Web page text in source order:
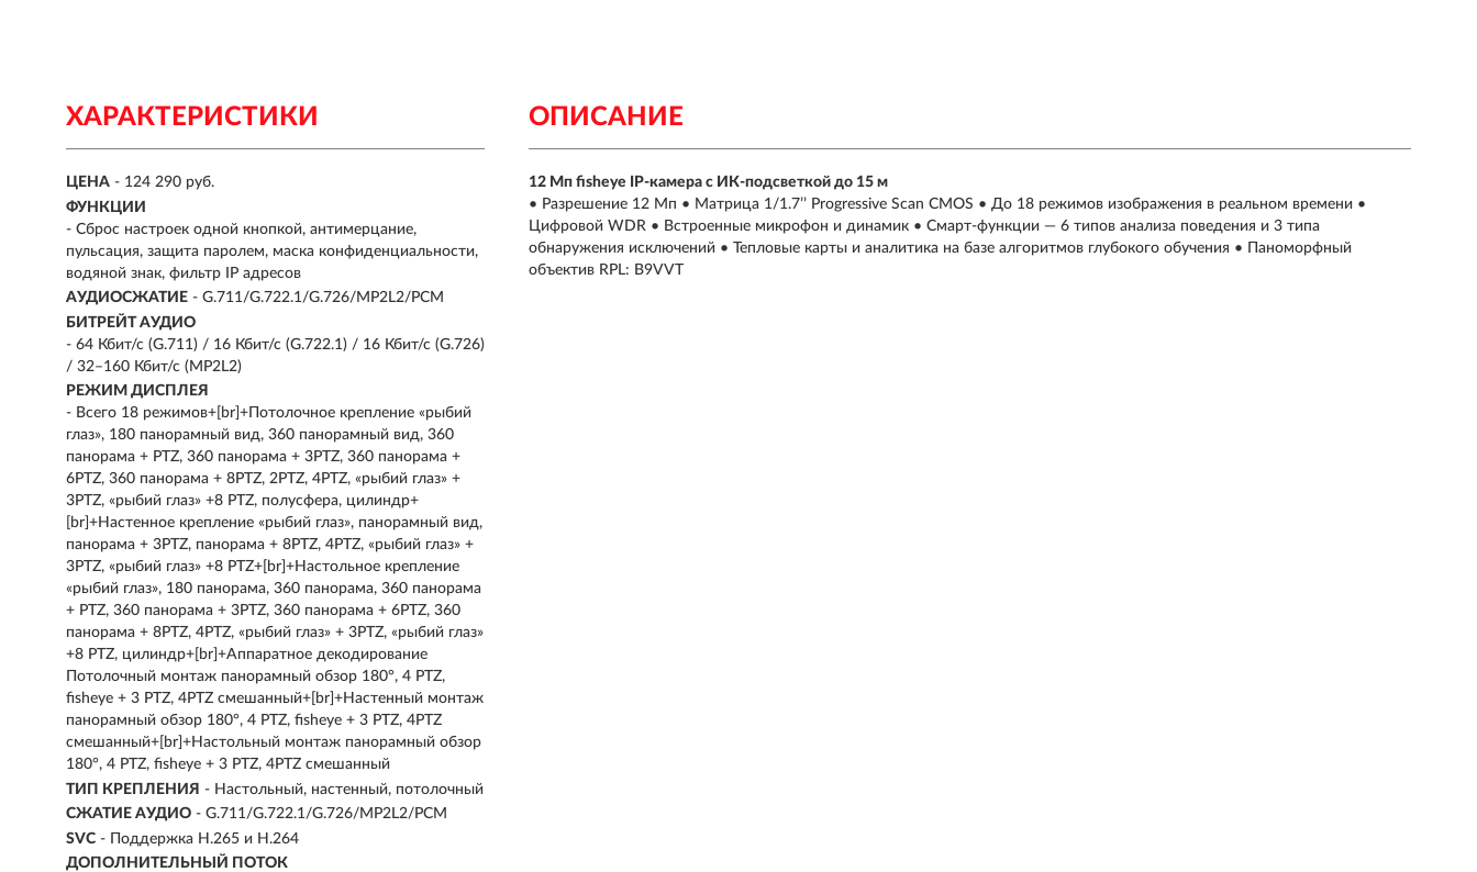
ХАРАКТЕРИСТИКИ
ЦЕНА - 124 290 руб.
ФУНКЦИИ
- Сброс настроек одной кнопкой, антимерцание,
пульсация, защита паролем, маска конфиденциальности,
водяной знак, фильтр IP адресов
АУДИОСЖАТИЕ - G.711/G.722.1/G.726/MP2L2/PCM
БИТРЕЙТ АУДИО
- 64 Кбит/с (G.711) / 16 Кбит/с (G.722.1) / 16 Кбит/с (G.726)
/ 32–160 Кбит/с (MP2L2)
РЕЖИМ ДИСПЛЕЯ
- Всего 18 режимов+[br]+Потолочное крепление «рыбий
глаз», 180 панорамный вид, 360 панорамный вид, 360
панорама + PTZ, 360 панорама + 3PTZ, 360 панорама +
6PTZ, 360 панорама + 8PTZ, 2PTZ, 4PTZ, «рыбий глаз» +
3PTZ, «рыбий глаз» +8 PTZ, полусфера, цилиндр+
[br]+Настенное крепление «рыбий глаз», панорамный вид,
панорама + 3PTZ, панорама + 8PTZ, 4PTZ, «рыбий глаз» +
3PTZ, «рыбий глаз» +8 PTZ+[br]+Настольное крепление
«рыбий глаз», 180 панорама, 360 панорама, 360 панорама
+ PTZ, 360 панорама + 3PTZ, 360 панорама + 6PTZ, 360
панорама + 8PTZ, 4PTZ, «рыбий глаз» + 3PTZ, «рыбий глаз»
+8 PTZ, цилиндр+[br]+Аппаратное декодирование
Потолочный монтаж панорамный обзор 180°, 4 PTZ,
fisheye + 3 PTZ, 4PTZ смешанный+[br]+Настенный монтаж
панорамный обзор 180°, 4 PTZ, fisheye + 3 PTZ, 4PTZ
смешанный+[br]+Настольный монтаж панорамный обзор
180°, 4 PTZ, fisheye + 3 PTZ, 4PTZ смешанный
ТИП КРЕПЛЕНИЯ - Настольный, настенный, потолочный
СЖАТИЕ АУДИО - G.711/G.722.1/G.726/MP2L2/PCM
SVC - Поддержка H.265 и H.264
ДОПОЛНИТЕЛЬНЫЙ ПОТОК
ОПИСАНИЕ
12 Мп fisheye IP-камера с ИК-подсветкой до 15 м
• Разрешение 12 Мп • Матрица 1/1.7’’ Progressive Scan CMOS • До 18 режимов изображения в реальном времени •
Цифровой WDR • Встроенные микрофон и динамик • Смарт-функции — 6 типов анализа поведения и 3 типа
обнаружения исключений • Тепловые карты и аналитика на базе алгоритмов глубокого обучения • Паноморфный
объектив RPL: B9VVT